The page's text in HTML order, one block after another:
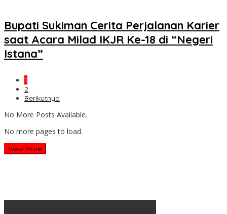
Bupati Sukiman Cerita Perjalanan Karier
saat Acara Milad IKJR Ke-18 di “Negeri
Istana”
1
2
Berikutnya
No More Posts Available.
No more pages to load.
View More